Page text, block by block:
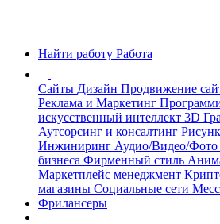
Найти работу Работа
Сайты Дизайн Продвижение
Реклама и Маркетинг
искусственный интеллект 3D
Аутсорсинг и консалтинг
Инжиниринг Аудио/Видео/Фото
бизнеса Фирменный стиль
Маркетплейс менеджмент
магазины Социальные сети
Фрилансеры